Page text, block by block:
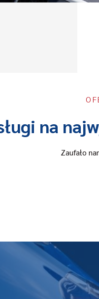
na
Zaufało